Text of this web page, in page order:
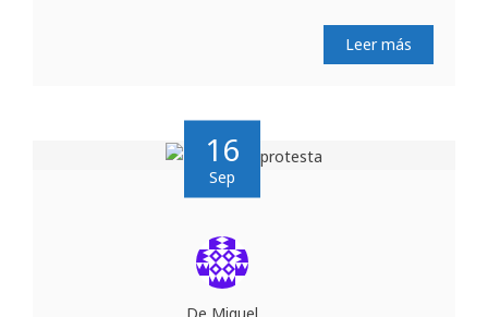
Leer más
16
Sep